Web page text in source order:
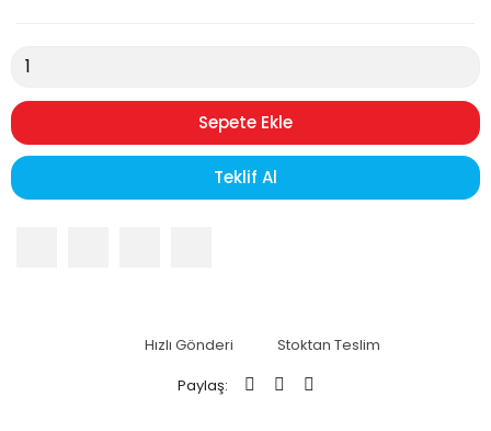
Sepete Ekle
Teklif Al
Hızlı Gönderi
Stoktan Teslim
Paylaş: